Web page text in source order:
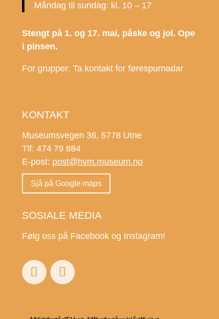
Måndag til sundag: kl. 10 – 17
Stengt på 1. og 17. mai, påske og jol. Ope
i pinsen.
For grupper: Ta kontakt for førespurnadar
KONTAKT
Museumsvegen 36, 5778 Utne
Tlf: 474 79 884
E-post: post@hvm.museum.no
Sjå på Google maps
SOSIALE MEDIA
Følg oss på Facebook og Instagram!